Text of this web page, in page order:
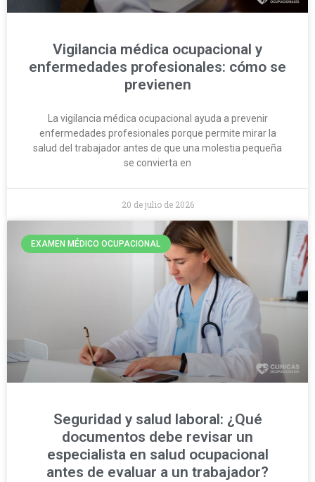
Vigilancia médica ocupacional y
enfermedades profesionales: cómo se
previenen
La vigilancia médica ocupacional ayuda a prevenir
enfermedades profesionales porque permite mirar la
salud del trabajador antes de que una molestia pequeña
se convierta en
20 de julio de 2026
EXAMEN MÉDICO OCUPACIONAL
Seguridad y salud laboral: ¿Qué
documentos debe revisar un
especialista en salud ocupacional
antes de evaluar a un trabajador?